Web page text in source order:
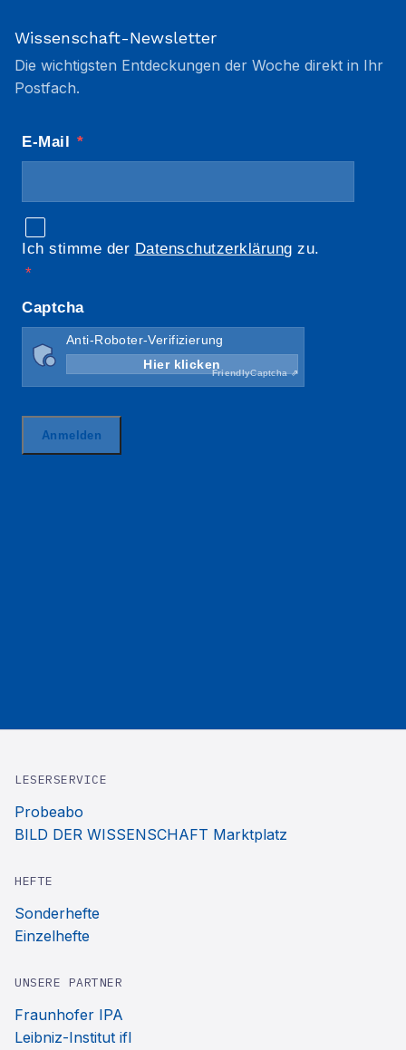
Wissenschaft-Newsletter
Die wichtigsten Entdeckungen der Woche direkt in Ihr
Postfach.
LESERSERVICE
Probeabo
BILD DER WISSENSCHAFT Marktplatz
HEFTE
Sonderhefte
Einzelhefte
UNSERE PARTNER
Fraunhofer IPA
Leibniz-Institut ifl